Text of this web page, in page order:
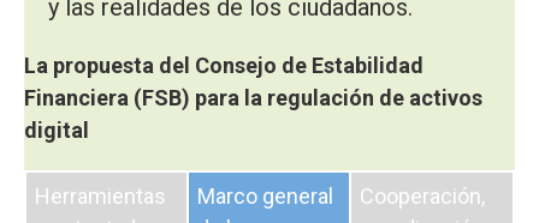
y las realidades de los ciudadanos.
La propuesta del Consejo de Estabilidad
Financiera (FSB) para la regulación de activos
digital
Herramientas
Marco general
Cooperación,